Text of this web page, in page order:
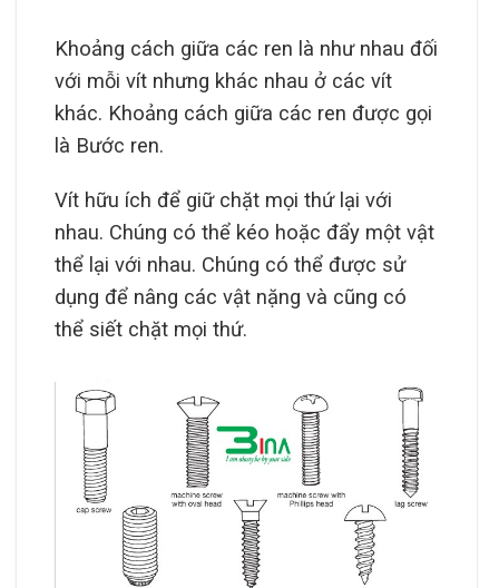
Khoảng cách giữa các ren là như nhau đối
với mỗi vít nhưng khác nhau ở các vít
khác. Khoảng cách giữa các ren được gọi
là Bước ren.
Vít hữu ích để giữ chặt mọi thứ lại với
nhau. Chúng có thể kéo hoặc đẩy một vật
thể lại với nhau. Chúng có thể được sử
dụng để nâng các vật nặng và cũng có
thể siết chặt mọi thứ.